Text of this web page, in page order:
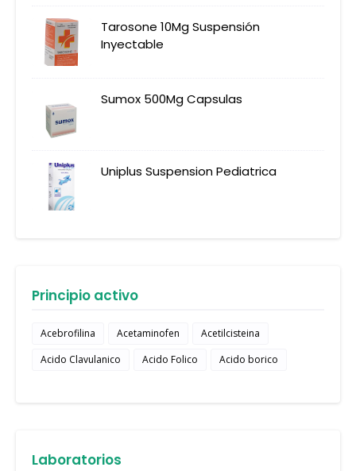
Tarosone 10Mg Suspensión
Inyectable
Sumox 500Mg Capsulas
Uniplus Suspension Pediatrica
Principio activo
Acebrofilina Acetaminofen
Acetilcisteina
Acido Clavulanico
Acido Folico Acido borico
Laboratorios